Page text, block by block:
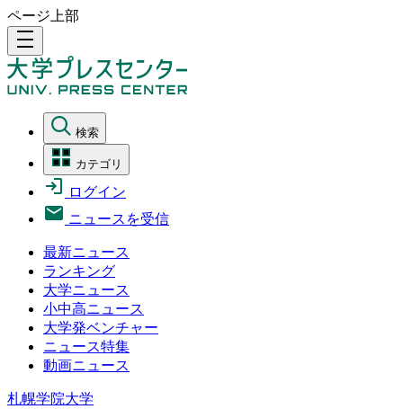
ページ上部
density_medium
検索
カテゴリ
ログイン
ニュースを受信
最新ニュース
ランキング
大学ニュース
小中高ニュース
大学発ベンチャー
ニュース特集
動画ニュース
札幌学院大学